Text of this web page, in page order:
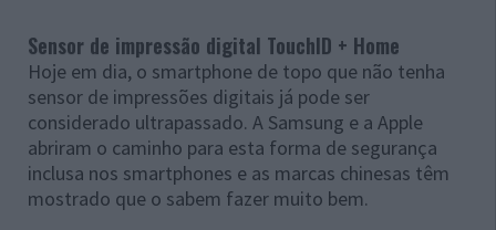
Sensor de impressão digital TouchID + Home
Hoje em dia, o smartphone de topo que não tenha
sensor de impressões digitais já pode ser
considerado ultrapassado. A Samsung e a Apple
abriram o caminho para esta forma de segurança
inclusa nos smartphones e as marcas chinesas têm
mostrado que o sabem fazer muito bem.